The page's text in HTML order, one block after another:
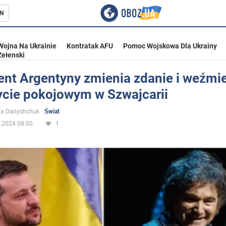
Ukrainie
Na Ukrainie Kontratak AFU
Pomoc Wojskowa Dla Ukrainy
Argentyny zmienia zdanie i
pokojowym w Szwajcarii
Danyshchuk
Świat
08:00
1